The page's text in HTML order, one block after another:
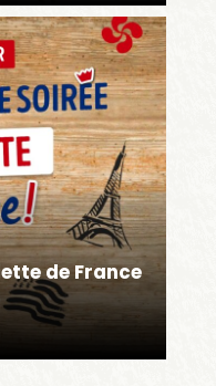
de France